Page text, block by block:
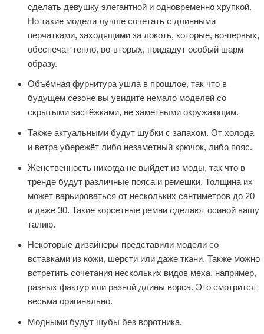
сделать девушку элегантной и одновременно хрупкой.
Но такие модели лучше сочетать с длинными
перчатками, заходящими за локоть, которые, во-первых,
обеспечат тепло, во-вторых, придадут особый шарм
образу.
Объёмная фурнитура ушла в прошлое, так что в
будущем сезоне вы увидите немало моделей со
скрытыми застёжками, не заметными окружающим.
Также актуальными будут шубки с запахом. От холода
и ветра убережёт либо незаметный крючок, либо пояс.
Женственность никогда не выйдет из моды, так что в
тренде будут различные пояса и ремешки. Толщина их
может варьироваться от нескольких сантиметров до 20
и даже 30. Такие корсетные ремни сделают осиной вашу
талию.
Некоторые дизайнеры представили модели со
вставками из кожи, шерсти или даже ткани. Также можно
встретить сочетания нескольких видов меха, например,
разных фактур или разной длины ворса. Это смотрится
весьма оригинально.
Модными будут шубы без воротника.